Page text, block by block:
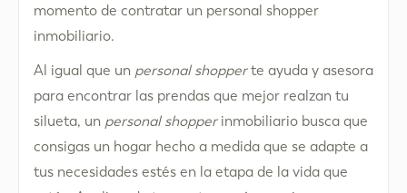
momento de contratar un personal shopper
inmobiliario.
Al igual que un personal shopperte ayuda y asesora
para encontrar las prendas que mejor realzan tu
silueta, un personal shopperinmobiliario busca que
consigas un hogar hecho a medida que se adapte a
tus necesidades estés en la etapa de la vida que